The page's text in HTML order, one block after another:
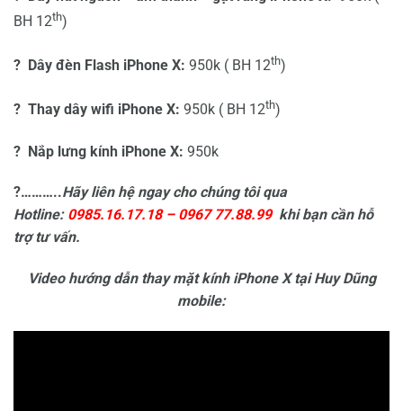
BH 12th)
? Dây đèn Flash iPhone X: 950k ( BH 12th)
? Thay dây wifi iPhone X: 950k ( BH 12th)
? Nắp lưng kính iPhone X: 950k
?………..Hãy liên hệ ngay cho chúng tôi qua
Hotline: 0985.16.17.18 – 0967 77.88.99khi bạn cần hỗ
trợ tư vấn.
Video hướng dẫn thay mặt kính iPhone X tại Huy Dũng
mobile: